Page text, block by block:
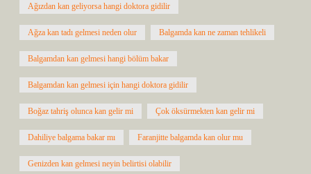
Ağızdan kan geliyorsa hangi doktora gidilir
Ağza kan tadı gelmesi neden olur Balgamda kan ne zaman tehlikeli
Balgamdan kan gelmesi hangi bölüm bakar
Balgamdan kan gelmesi için hangi doktora gidilir
Boğaz tahriş olunca kan gelir mi Çok öksürmekten kan gelir mi
Dahiliye balgama bakar mı Faranjitte balgamda kan olur mu
Genizden kan gelmesi neyin belirtisi olabilir